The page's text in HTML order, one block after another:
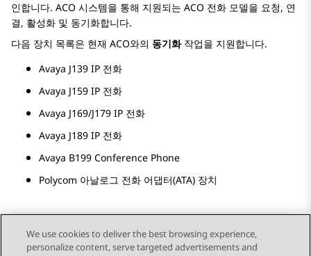
인합니다. ACO 시스템을 통해 지원되는 ACO 전화 모델을 요청, 연
결, 활성화 및 동기화합니다.
다음 장치 목록은 현재 ACO와의 동기화작업을 지원합니다.
Avaya J139 IP 전화
Avaya J159 IP 전화
Avaya J169/J179 IP 전화
Avaya J189 IP 전화
Avaya B199 Conference Phone
Polycom 아날로그 전화 어댑터(ATA) 장치
We use cookies to deliver the best browsing experience,
personalize content, serve targeted advertisements and